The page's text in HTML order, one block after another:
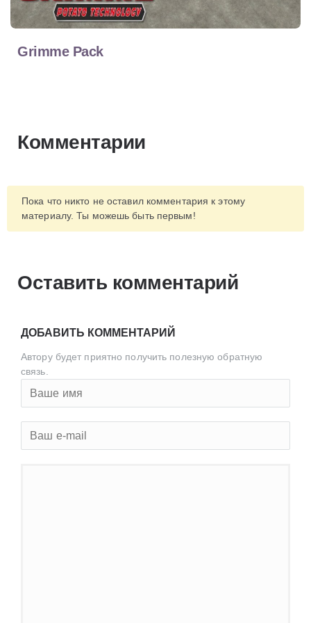
Grimme Pack
Комментарии
Пока что никто не оставил комментария к этому
материалу. Ты можешь быть первым!
Оставить комментарий
ДОБАВИТЬ КОММЕНТАРИЙ
Автору будет приятно получить полезную обратную
связь.